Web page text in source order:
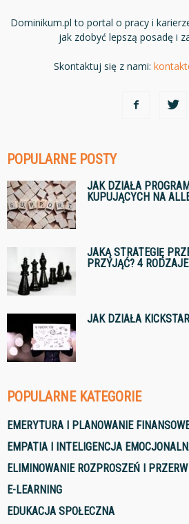
Dominikum.pl to portal o pracy i
jak zdobyć lepszą posadę i
Skontaktuj się z nami:
POPULARNE POSTY
JAK DZIAŁA
KUPUJĄCYCH NA
JAKĄ STRATEGIĘ
PRZYJĄĆ? 4
JAK DZIAŁA
POPULARNE KATEGORIE
EMERYTURA I PLANOWANIE
EMPATIA I INTELIGENCJA
ELIMINOWANIE ROZPROSZEŃ I PRZERW
E-LEARNING
EDUKACJA SPOŁECZNA